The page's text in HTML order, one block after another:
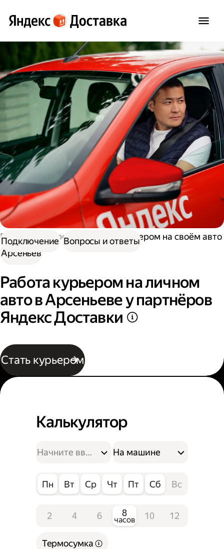
Работа курьером
Работа курьером на своём авто
Арсеньев
Работа курьером на личном
авто в Арсеньеве у партнёров
Яндекс Доставки
Стать курьером
Подключение Вопросы и ответы
Калькулятор
На машине
Пн Вт Ср Чт Пт Сб Вс
2 4 6 8
часов 10 12
Термосумка